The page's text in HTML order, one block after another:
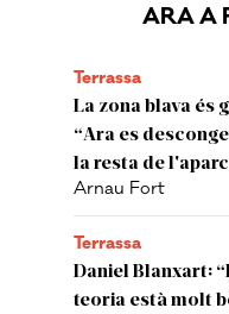
ARA A
Terrassa
La zona blava és
“Ara es
la resta de
Arnau Fort
Terrassa
Daniel Blanxart:
teoria està molt